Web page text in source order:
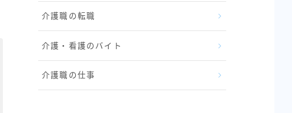
介護職の転職
介護・看護のバイト
介護職の仕事